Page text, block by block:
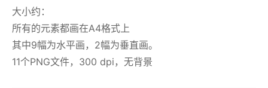
大小约：
所有的元素都画在A4格式上
其中9幅为水平画，2幅为垂直画。
11个PNG文件，300 dpi，无背景